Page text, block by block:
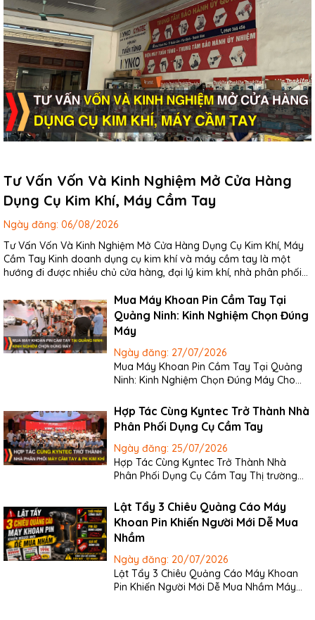
Tư Vấn Vốn Và Kinh Nghiệm Mở Cửa Hàng
Dụng Cụ Kim Khí, Máy Cầm Tay
Ngày đăng: 06/08/2026
Tư Vấn Vốn Và Kinh Nghiệm Mở Cửa Hàng Dụng Cụ Kim Khí, Máy
Cầm Tay Kinh doanh dụng cụ kim khí và máy cầm tay là một
hướng đi được nhiều chủ cửa hàng, đại lý kim khí, nhà phân phối
Mua Máy Khoan Pin Cầm Tay Tại
Quảng Ninh: Kinh Nghiệm Chọn Đúng
Máy
Ngày đăng: 27/07/2026
Mua Máy Khoan Pin Cầm Tay Tại Quảng
Ninh: Kinh Nghiệm Chọn Đúng Máy Cho
pin cầm tay tại Quảng Ninh ngày càng
tăng nhờ sự phát triển mạnh của xây
dựng dân dụng, sửa chữa nhà cửa, cơ khí,
điện nước,...
Hợp Tác Cùng Kyntec Trở Thành Nhà
Phân Phối Dụng Cụ Cầm Tay
Ngày đăng: 25/07/2026
Hợp Tác Cùng Kyntec Trở Thành Nhà
Phân Phối Dụng Cụ Cầm Tay Thị trường
triển mạnh nhờ nhu cầu thi công, sửa
chữa, cơ khí, xây dựng, điện nước, nội thất
và bảo trì ngày càng tăng. Từ thợ chuyên
nghiệp,...
Lật Tẩy 3 Chiêu Quảng Cáo Máy
Khoan Pin Khiến Người Mới Dễ Mua
Nhầm
Ngày đăng: 20/07/2026
Lật Tẩy 3 Chiêu Quảng Cáo Máy Khoan
Pin Khiến Người Mới Dễ Mua Nhầm Máy